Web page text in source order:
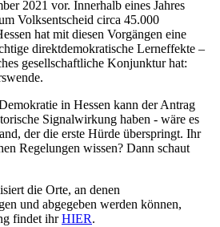
2021 vor. Innerhalb eines Jahres
Volksentscheid circa 45.000
hat mit diesen Vorgängen eine
direktdemokratische Lerneffekte –
gesellschaftliche Konjunktur hat:
in Hessen kann der Antrag
Signalwirkung haben - wäre es
der die erste Hürde überspringt. Ihr
Regelungen wissen? Dann schaut
die Orte, an denen
und abgegeben werden können,
findet ihrHIER.